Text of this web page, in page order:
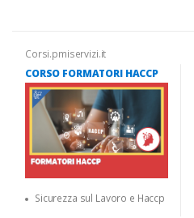
Corsi.pmiservizi.it
CORSO FORMATORI HACCP
Sicurezza sul Lavoro e Haccp